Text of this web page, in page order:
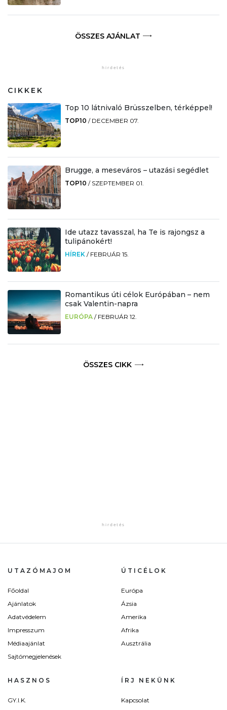
ÖSSZES AJÁNLAT
CIKKEK
Top 10 látnivaló Brüsszelben, térképpel!
TOP10 / DECEMBER 07.
Brugge, a meseváros – utazási segédlet
TOP10 / SZEPTEMBER 01.
Ide utazz tavasszal, ha Te is rajongsz a
tulipánokért!
HÍREK / FEBRUÁR 15.
Romantikus úti célok Európában – nem
csak Valentin-napra
EURÓPA / FEBRUÁR 12.
ÖSSZES CIKK
UTAZÓMAJOM
Főoldal
Ajánlatok
Adatvédelem
Impresszum
Médiaajánlat
Sajtómegjelenések
ÚTICÉLOK
Európa
Ázsia
Amerika
Afrika
Ausztrália
HASZNOS
GY.I.K.
ÍRJ NEKÜNK
Kapcsolat